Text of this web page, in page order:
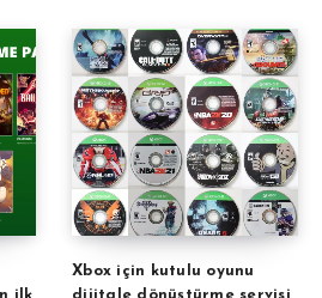
Xbox için kutulu oyunu